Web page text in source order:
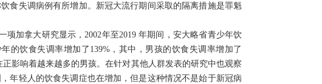
食失调病例有所增加。新冠大流行期间采取的隔离措施是罪魁
项加拿大研究显示，2002年至2019年期间，安大略省青少年饮
的饮食失调率增加了139%，其中，男孩的饮食失调率增加了
影响着越来越多的男孩。在针对其他人群发表的研究中也观察
年轻人的饮食失调症也在增加，但是这种情况不是始于新冠病